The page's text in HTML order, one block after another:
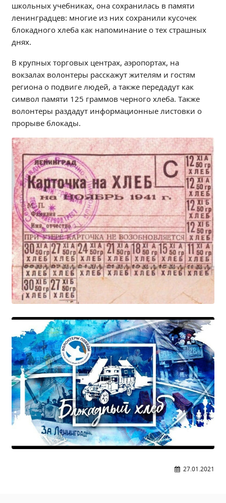
Основные сведения
Структура и органы управления образовательной
организацией
Документы
Образование
Образовательные стандарты и требования
Руководство
Педагогический состав
Материально-техническое обеспечение и
оснащенность образовательного процесса.
Доступная среда
Стипендии и меры поддержки обучающихся
Платные образовательные услуги
Финансово-хозяйственная деятельность
Вакантные места для приёма (перевода)
Международное сотрудничество
Организация питания в образовательной
организации
УЧЕБНАЯ РАБОТА
Расписание занятий
Заочное отделение
ВОСПИТАТЕЛЬНАЯ РАБОТА
Безопасность на железной дороге
ГТО
Дополнительное образование
Информационная безопасность
Информация для детей-сирот
Памятные даты военной истории
Пожарная безопасность
школьных учебниках, она сохранилась в памяти
ленинградцев: многие из них сохранили кусочек
блокадного хлеба как напоминание о тех страшных
днях.
В крупных торговых центрах, аэропортах, на
вокзалах волонтеры расскажут жителям и гостям
региона о подвиге людей, а также передадут как
символ памяти 125 граммов черного хлеба. Также
волонтеры раздадут информационные листовки о
прорыве блокады.
27.01.2021